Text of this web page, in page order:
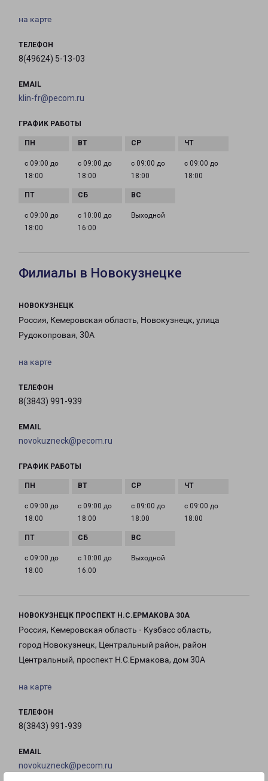
на карте
ТЕЛЕФОН
8(49624) 5-13-03
EMAIL
klin-fr@pecom.ru
ГРАФИК РАБОТЫ
с 09:00 до
18:00
с 09:00 до
18:00
с 09:00 до
18:00
с 09:00 до
18:00
с 09:00 до
18:00
с 10:00 до
16:00
Выходной
Филиалы в Новокузнецке
НОВОКУЗНЕЦК
Россия, Кемеровская область, Новокузнецк, улица
Рудокопровая, 30А
на карте
ТЕЛЕФОН
8(3843) 991-939
EMAIL
novokuzneck@pecom.ru
ГРАФИК РАБОТЫ
с 09:00 до
18:00
с 09:00 до
18:00
с 09:00 до
18:00
с 09:00 до
18:00
с 09:00 до
18:00
с 10:00 до
16:00
Выходной
НОВОКУЗНЕЦК ПРОСПЕКТ Н.С.ЕРМАКОВА 30А
Россия, Кемеровская область - Кузбасс область,
город Новокузнецк, Центральный район, район
Центральный, проспект Н.С.Ермакова, дом 30А
на карте
ТЕЛЕФОН
8(3843) 991-939
EMAIL
novokuzneck@pecom.ru